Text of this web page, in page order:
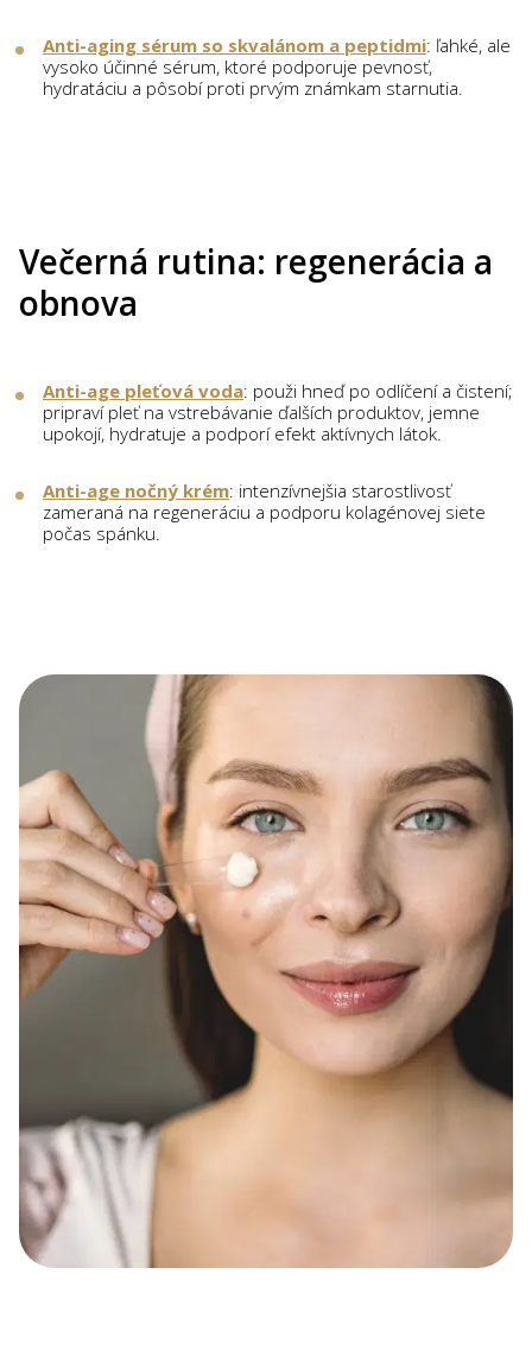
Anti-aging sérum so skvalánom a peptidmi: ľahké, ale
vysoko účinné sérum, ktoré podporuje pevnosť,
hydratáciu a pôsobí proti prvým známkam starnutia.
Večerná rutina: regenerácia a
obnova
Anti-age pleťová voda: použi hneď po odlíčení a čistení;
pripraví pleť na vstrebávanie ďalších produktov, jemne
upokojí, hydratuje a podporí efekt aktívnych látok.
Anti-age nočný krém: intenzívnejšia starostlivosť
zameraná na regeneráciu a podporu kolagénovej siete
počas spánku.